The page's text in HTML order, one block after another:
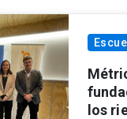
los